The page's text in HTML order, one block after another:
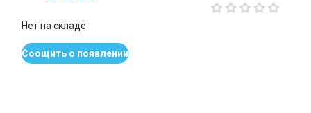
Нет на складе
Соощить о появлении